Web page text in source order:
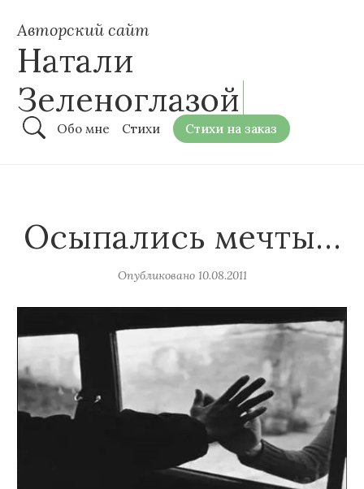
Авторский сайт
Натали
Зеленоглазой
Обо мне Стихи Стихи на заказ
Осыпались мечты…
Опубликовано 10.08.2011